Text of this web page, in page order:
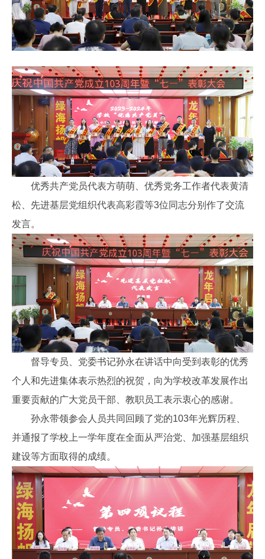
优秀共产党员代表方萌萌、优秀党务工作者代表黄清
松、先进基层党组织代表高彩霞等3位同志分别作了交流
发言。
督导专员、党委书记孙永在讲话中向受到表彰的优秀
个人和先进集体表示热烈的祝贺，向为学校改革发展作出
重要贡献的广大党员干部、教职员工表示衷心的感谢。
孙永带领参会人员共同回顾了党的103年光辉历程、
并通报了学校上一学年度在全面从严治党、加强基层组织
建设等方面取得的成绩。